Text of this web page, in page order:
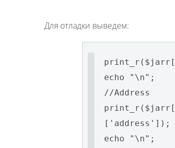
Для отладки выведем:
echo "\n";
//Address
['address']);
echo "\n";